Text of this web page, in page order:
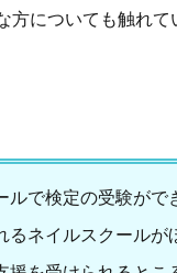
についても触れて
ルで検定の受験がで
るネイルスクールが